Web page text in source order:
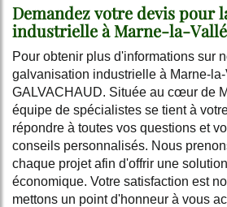
Demandez votre devis pour
industrielle à Marne-la-
Pour obtenir plus d'informations sur
galvanisation industrielle à Marne-
GALVACHAUD. Située au cœur de
équipe de spécialistes se tient à
répondre à toutes vos questions et
conseils personnalisés. Nous
chaque projet afin d'offrir une
économique. Votre satisfaction est
mettons un point d'honneur à vous